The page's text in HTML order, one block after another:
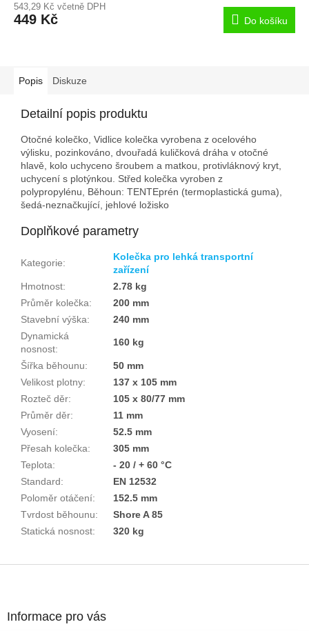
543,29 Kč včetně DPH
449 Kč Do košíku
Popis Diskuze
Detailní popis produktu
Otočné kolečko, Vidlice kolečka vyrobena z ocelového
výlisku, pozinkováno, dvouřadá kuličková dráha v otočné
hlavě, kolo uchyceno šroubem a matkou, protivláknový kryt,
uchycení s plotýnkou. Střed kolečka vyroben z
polypropylénu, Běhoun: TENTEprén (termoplastická guma),
šedá-neznačkující, jehlové ložisko
Doplňkové parametry
Kategorie:
Kolečka pro lehká transportní
zařízení
Hmotnost:
2.78 kg
Průměr kolečka:
200 mm
Stavební výška:
240 mm
Dynamická
nosnost:
160 kg
Šířka běhounu:
50 mm
Velikost plotny:
137 x 105 mm
Rozteč děr:
105 x 80/77 mm
Průměr děr:
11 mm
Vyosení:
52.5 mm
Přesah kolečka:
305 mm
Teplota:
- 20 / + 60 °C
Standard:
EN 12532
Poloměr otáčení:
152.5 mm
Tvrdost běhounu:
Shore A 85
Statická nosnost: 320 kg
Informace pro vás